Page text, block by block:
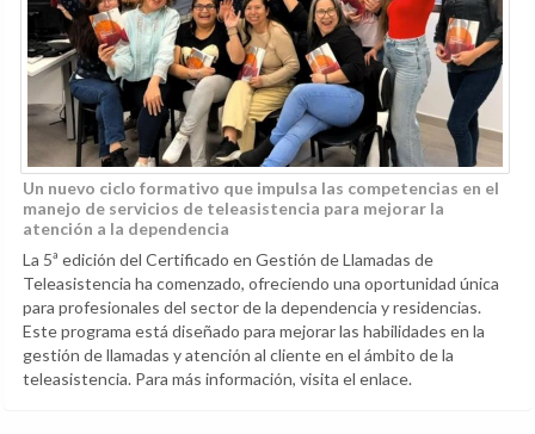
Un nuevo ciclo formativo que impulsa las competencias en el
manejo de servicios de teleasistencia para mejorar la
atención a la dependencia
La 5ª edición del Certificado en Gestión de Llamadas de
Teleasistencia ha comenzado, ofreciendo una oportunidad única
para profesionales del sector de la dependencia y residencias.
Este programa está diseñado para mejorar las habilidades en la
gestión de llamadas y atención al cliente en el ámbito de la
teleasistencia. Para más información, visita el enlace.